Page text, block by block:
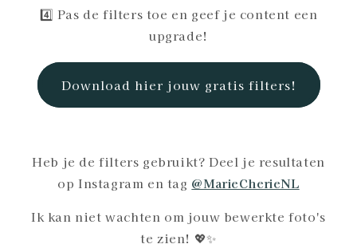
4️⃣ Pas de filters toe en geef je content een
upgrade!
Download hier jouw gratis filters!
Heb je de filters gebruikt? Deel je resultaten
op Instagram en tag @MarieCherieNL
Ik kan niet wachten om jouw bewerkte foto's
te zien! 💖✨